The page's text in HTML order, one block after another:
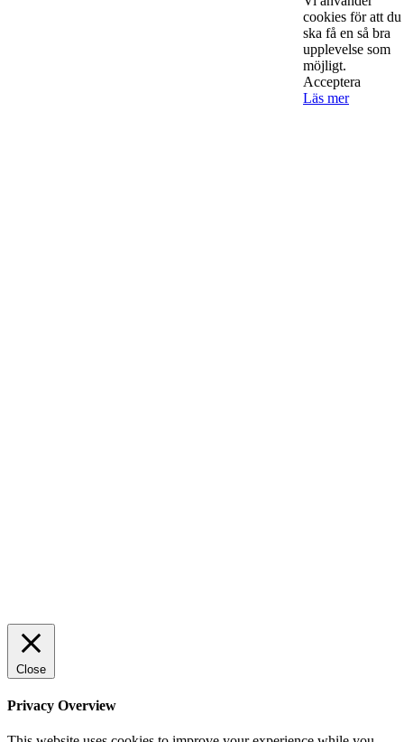
cookies för att du
ska få en så bra
upplevelse som
möjligt.
Acceptera
Läs mer
Close
Privacy Overview